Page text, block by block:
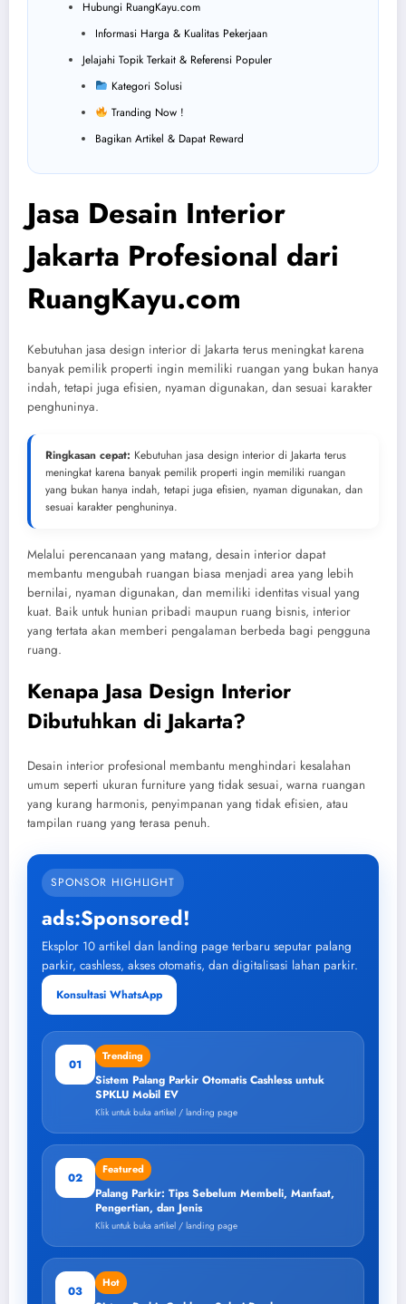
Hubungi RuangKayu.com
Informasi Harga & Kualitas Pekerjaan
Jelajahi Topik Terkait & Referensi Populer
Kategori Solusi
Tranding Now !
Bagikan Artikel & Dapat Reward
Jasa Desain Interior
Jakarta Profesional dari
RuangKayu.com
Kebutuhan jasa design interior di Jakarta terus meningkat karena
banyak pemilik properti ingin memiliki ruangan yang bukan hanya
indah, tetapi juga efisien, nyaman digunakan, dan sesuai karakter
penghuninya.
Ringkasan cepat: Kebutuhan jasa design interior di Jakarta terus
meningkat karena banyak pemilik properti ingin memiliki ruangan
yang bukan hanya indah, tetapi juga efisien, nyaman digunakan, dan
sesuai karakter penghuninya.
Melalui perencanaan yang matang, desain interior dapat
membantu mengubah ruangan biasa menjadi area yang lebih
bernilai, nyaman digunakan, dan memiliki identitas visual yang
kuat. Baik untuk hunian pribadi maupun ruang bisnis, interior
yang tertata akan memberi pengalaman berbeda bagi pengguna
ruang.
Kenapa Jasa Design Interior
Dibutuhkan di Jakarta?
Desain interior profesional membantu menghindari kesalahan
umum seperti ukuran furniture yang tidak sesuai, warna ruangan
yang kurang harmonis, penyimpanan yang tidak efisien, atau
tampilan ruang yang terasa penuh.
SPONSOR HIGHLIGHT
ads:Sponsored!
Eksplor 10 artikel dan landing page terbaru seputar palang
parkir, cashless, akses otomatis, dan digitalisasi lahan parkir.
Konsultasi WhatsApp
01
Trending
Sistem Palang Parkir Otomatis Cashless untuk
SPKLU Mobil EV
Klik untuk buka artikel / landing page
02
Featured
Palang Parkir: Tips Sebelum Membeli, Manfaat,
Pengertian, dan Jenis
Klik untuk buka artikel / landing page
03
Hot